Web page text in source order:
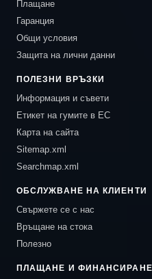
Плащане
Гаранция
Общи условия
Защита на лични данни
ПОЛЕЗНИ ВРЪЗКИ
Информация и съвети
Етикет на гумите в ЕС
Карта на сайта
Sitemap.xml
Searchmap.xml
ОБСЛУЖВАНЕ НА КЛИЕНТИ
Свържете се с нас
Връщане на стока
Полезно
ПЛАЩАНЕ И ФИНАНСИРАНЕ